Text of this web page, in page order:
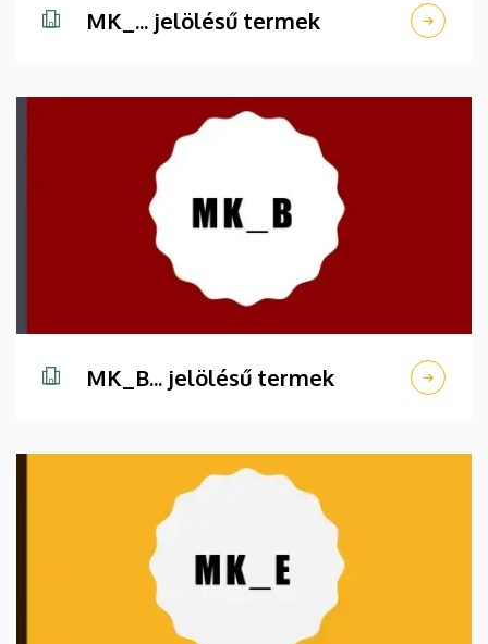
MK_... jelölésű termek
MK_B... jelölésű termek